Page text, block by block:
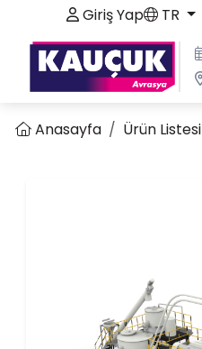
Giriş Yap
TR
Anasayfa Ürün Listesi